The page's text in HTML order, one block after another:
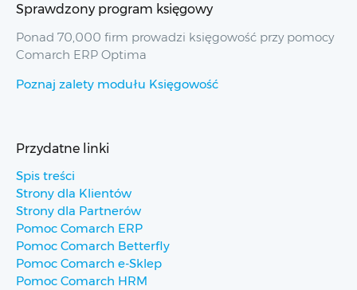
Sprawdzony program księgowy
Ponad 70,000 firm prowadzi księgowość przy pomocy
Comarch ERP Optima
Poznaj zalety modułu Księgowość
Przydatne linki
Spis treści
Strony dla Klientów
Strony dla Partnerów
Pomoc Comarch ERP
Pomoc Comarch Betterfly
Pomoc Comarch e-Sklep
Pomoc Comarch HRM